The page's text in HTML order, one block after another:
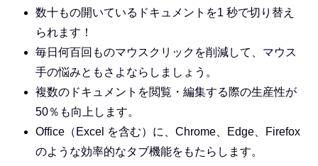
数十もの開いているドキュメントを1 秒で切り替え
られます！
毎日何百回ものマウスクリックを削減して、マウス
手の悩みともさよならしましょう。
複数のドキュメントを閲覧・編集する際の生産性が
50％も向上します。
Office（Excel を含む）に、Chrome、Edge、Firefox
のような効率的なタブ機能をもたらします。